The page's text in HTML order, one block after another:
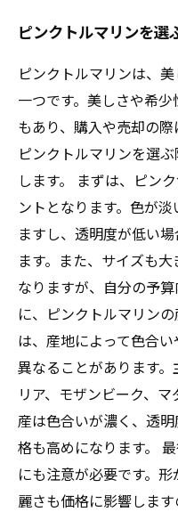
ピンクトルマリンを選
ピンクトルマリンは、
一つです。美しさや希
もあり、購入や売却の際
ピンクトルマリンを選
します。 まずは、ピン
ントとなります。色が
ますし、透明度が低い
ます。また、サイズも
なりますが、自分の予
に、ピンクトルマリン
は、産地によって色合
異なることがあります
リア、モザンビーク、
産は色合いが濃く、透
格も高めになります。
にも注意が必要です。
麗さも価格に影響しま